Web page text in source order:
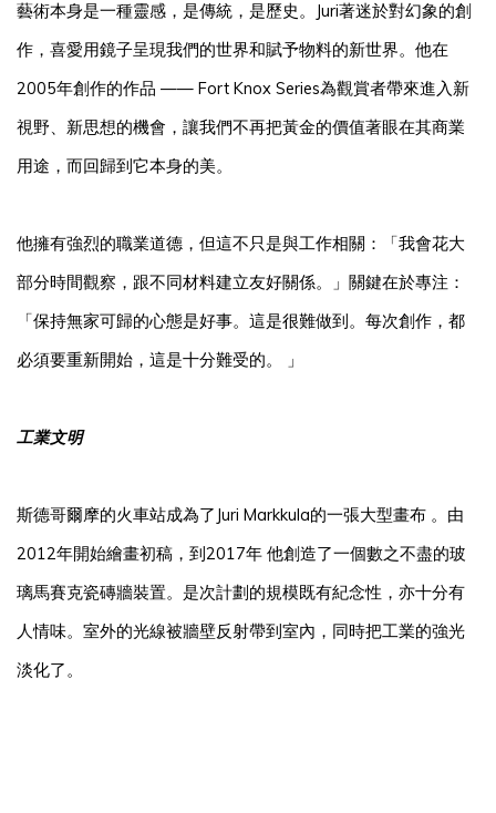
藝術本身是一種靈感，是傳統，是歷史。Juri著迷於對幻象的創
作，喜愛用鏡子呈現我們的世界和賦予物料的新世界。他在
2005年創作的作品 —— Fort Knox Series為觀賞者帶來進入新
視野、新思想的機會，讓我們不再把黃金的價值著眼在其商業
用途，而回歸到它本身的美。
他擁有強烈的職業道德，但這不只是與工作相關：「我會花大
部分時間觀察，跟不同材料建立友好關係。」關鍵在於專注：
「保持無家可歸的心態是好事。這是很難做到。每次創作，都
必須要重新開始，這是十分難受的。 」
工業文明
斯德哥爾摩的火車站成為了Juri Markkula的一張大型畫布 。由
2012年開始繪畫初稿，到2017年 他創造了一個數之不盡的玻
璃馬賽克瓷磚牆裝置。是次計劃的規模既有紀念性，亦十分有
人情味。室外的光線被牆壁反射帶到室內，同時把工業的強光
淡化了。